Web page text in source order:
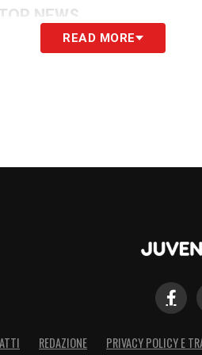
NEWS
READ MORE
REDAZIONE PRIVACY POLICY E